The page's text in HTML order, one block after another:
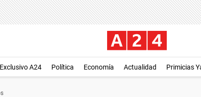
Exclusivo A24 Política Economía Actualidad Primicias